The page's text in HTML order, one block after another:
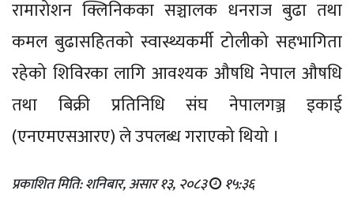
रामारोशन क्लिनिकका सञ्चालक धनराज बुढा तथा
कमल बुढासहितको स्वास्थ्यकर्मी टोलीको सहभागिता
रहेको शिविरका लागि आवश्यक औषधि नेपाल औषधि
तथा बिक्री प्रतिनिधि संघ नेपालगञ्ज इकाई
(एनएमएसआरए) ले उपलब्ध गराएको थियो ।
प्रकाशित मिति: शनिबार, असार १३, २०८३ १५:३६